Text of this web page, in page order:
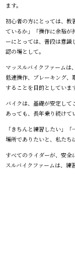
ます。
初心者の方にとっては、教
ているか」「操作に余裕が
ーにとっては、普段は意識
認の場として。
マッスルバイクファームは
低速操作、ブレーキング、
することを目的としていま
バイクは、基礎が安定して
あっても、長年乗り続けて
「きちんと練習したい」
場所でありたいと、私たち
すべてのライダーが、安全
スルバイクファームは、練